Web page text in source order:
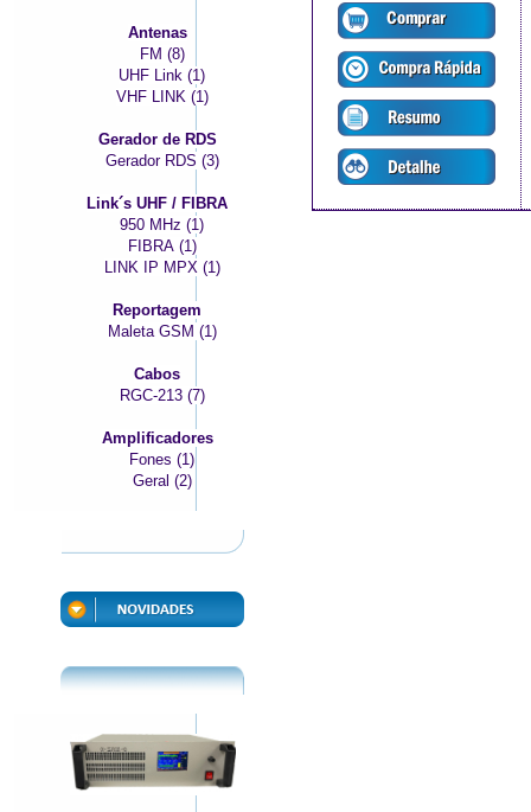
Antenas
FM (8)
UHF Link (1)
VHF LINK (1)
Gerador de RDS
Gerador RDS (3)
Link´s UHF / FIBRA
950 MHz (1)
FIBRA (1)
LINK IP MPX (1)
Reportagem
Maleta GSM (1)
Cabos
RGC-213 (7)
Amplificadores
Fones (1)
Geral (2)